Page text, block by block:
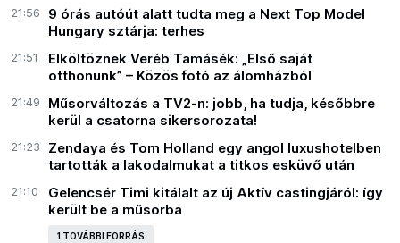
21:56
9 órás autóút alatt tudta meg a Next Top Model
Hungary sztárja: terhes
21:51
Elköltöznek Veréb Tamásék: „Első saját
otthonunk” – Közös fotó az álomházból
21:49
Műsorváltozás a TV2-n: jobb, ha tudja, későbbre
kerül a csatorna sikersorozata!
21:23
Zendaya és Tom Holland egy angol luxushotelben
tartották a lakodalmukat a titkos esküvő után
21:10
Gelencsér Timi kitálalt az új Aktív castingjáról: így
került be a műsorba
1 TOVÁBBI FORRÁS